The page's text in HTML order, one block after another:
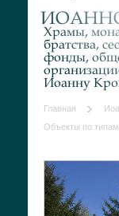
Храмы,
братства,
фонды,
Иоанну
Главная
Объекты по типам